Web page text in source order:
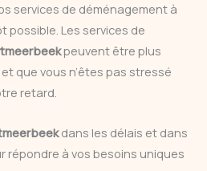
services de déménagement à
possible. Les services de
peuvent être plus
que vous n’êtes pas stressé
retard.
dans les délais et dans
répondre à vos besoins uniques